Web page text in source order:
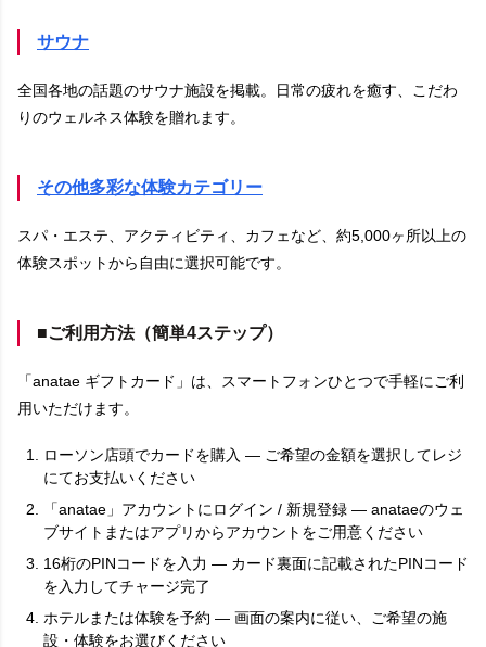
サウナ
全国各地の話題のサウナ施設を掲載。日常の疲れを癒す、こだわ
りのウェルネス体験を贈れます。
その他多彩な体験カテゴリー
スパ・エステ、アクティビティ、カフェなど、約5,000ヶ所以上の
体験スポットから自由に選択可能です。
■ご利用方法（簡単4ステップ）
「anatae ギフトカード」は、スマートフォンひとつで手軽にご利
用いただけます。
ローソン店頭でカードを購入 — ご希望の金額を選択してレジ
にてお支払いください
「anatae」アカウントにログイン / 新規登録 — anataeのウェ
ブサイトまたはアプリからアカウントをご用意ください
16桁のPINコードを入力 — カード裏面に記載されたPINコード
を入力してチャージ完了
ホテルまたは体験を予約 — 画面の案内に従い、ご希望の施
設・体験をお選びください